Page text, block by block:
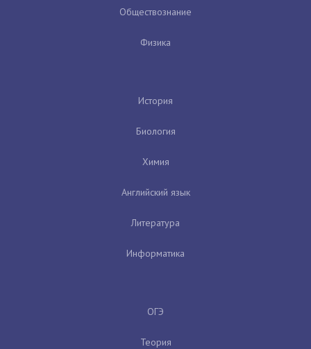
Обществознание
Физика
История
Биология
Химия
Английский язык
Литература
Информатика
ОГЭ
Теория